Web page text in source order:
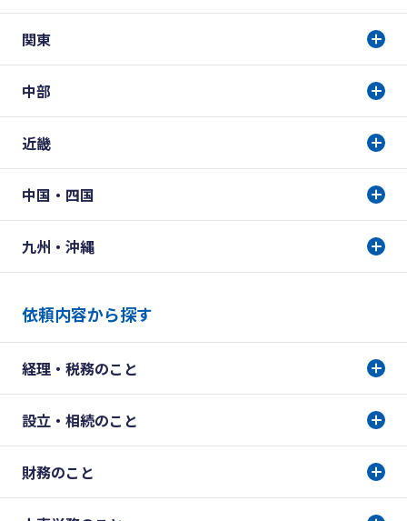
関東
中部
近畿
中国・四国
九州・沖縄
依頼内容から探す
経理・税務のこと
設立・相続のこと
財務のこと